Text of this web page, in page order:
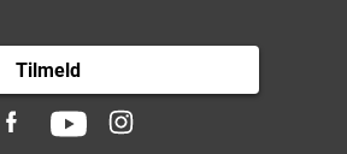
Tilmeld